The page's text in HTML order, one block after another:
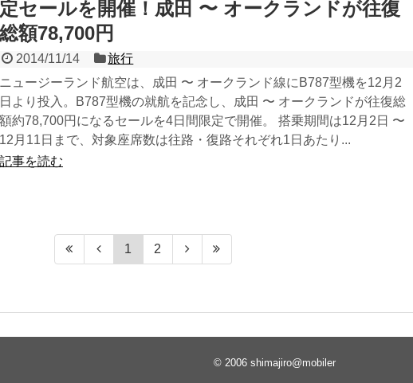
定セールを開催！成田 〜 オークランドが往復
総額78,700円
2014/11/14
旅行
ニュージーランド航空は、成田 〜 オークランド線にB787型機を12月2
日より投入。B787型機の就航を記念し、成田 〜 オークランドが往復総
額約78,700円になるセールを4日間限定で開催。 搭乗期間は12月2日 〜
12月11日まで、対象座席数は往路・復路それぞれ1日あたり...
記事を読む
1 2
© 2006 shimajiro@mobiler